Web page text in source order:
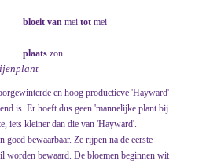
bloeit van mei tot mei
plaats zon
en hoog productieve 'Hayward'
is. Er hoeft dus geen 'mannelijke plant bij.
iets kleiner dan die van 'Hayward'.
bewaarbaar. Ze rijpen na de eerste
worden bewaard. De bloemen beginnen wit